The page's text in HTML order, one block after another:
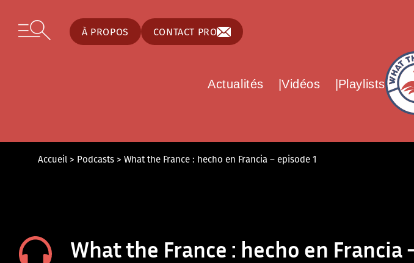
Skip to content
Open secondary menu
À PROPOS CONTACT PRO
Actualités Vidéos Playlists
What
Accueil> Podcasts> What the France : hecho en Francia – episode 1
What the France : hecho en Francia